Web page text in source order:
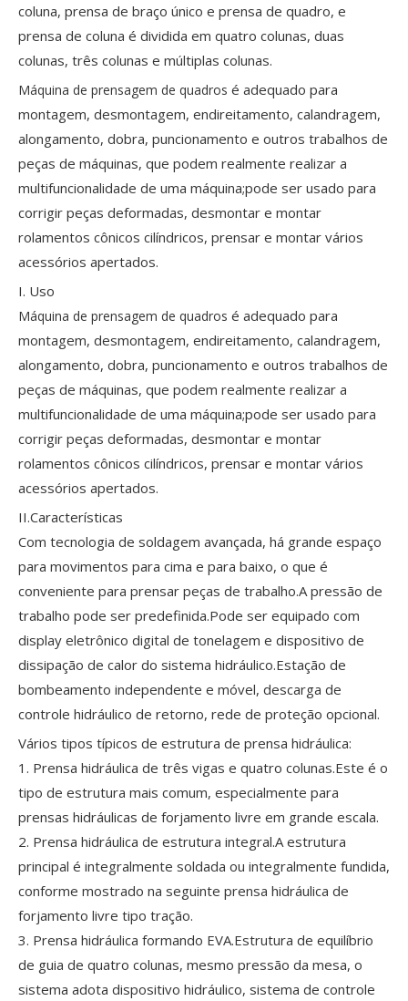
coluna, prensa de braço único e prensa de quadro, e
prensa de coluna é dividida em quatro colunas, duas
colunas, três colunas e múltiplas colunas.
Máquina de prensagem de quadros é adequado para
montagem, desmontagem, endireitamento, calandragem,
alongamento, dobra, puncionamento e outros trabalhos de
peças de máquinas, que podem realmente realizar a
multifuncionalidade de uma máquina;pode ser usado para
corrigir peças deformadas, desmontar e montar
rolamentos cônicos cilíndricos, prensar e montar vários
acessórios apertados.
I. Uso
Máquina de prensagem de quadros é adequado para
montagem, desmontagem, endireitamento, calandragem,
alongamento, dobra, puncionamento e outros trabalhos de
peças de máquinas, que podem realmente realizar a
multifuncionalidade de uma máquina;pode ser usado para
corrigir peças deformadas, desmontar e montar
rolamentos cônicos cilíndricos, prensar e montar vários
acessórios apertados.
II.Características
Com tecnologia de soldagem avançada, há grande espaço
para movimentos para cima e para baixo, o que é
conveniente para prensar peças de trabalho.A pressão de
trabalho pode ser predefinida.Pode ser equipado com
display eletrônico digital de tonelagem e dispositivo de
dissipação de calor do sistema hidráulico.Estação de
bombeamento independente e móvel, descarga de
controle hidráulico de retorno, rede de proteção opcional.
Vários tipos típicos de estrutura de prensa hidráulica:
1. Prensa hidráulica de três vigas e quatro colunas.Este é o
tipo de estrutura mais comum, especialmente para
prensas hidráulicas de forjamento livre em grande escala.
2. Prensa hidráulica de estrutura integral.A estrutura
principal é integralmente soldada ou integralmente fundida,
conforme mostrado na seguinte prensa hidráulica de
forjamento livre tipo tração.
3. Prensa hidráulica formando EVA.Estrutura de equilíbrio
de guia de quatro colunas, mesmo pressão da mesa, o
sistema adota dispositivo hidráulico, sistema de controle